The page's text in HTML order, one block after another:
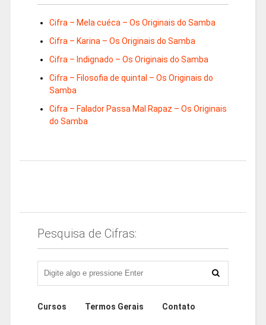
Cifra – Mela cuéca – Os Originais do Samba
Cifra – Karina – Os Originais do Samba
Cifra – Indignado – Os Originais do Samba
Cifra – Filosofia de quintal – Os Originais do
Samba
Cifra – Falador Passa Mal Rapaz – Os Originais
do Samba
Pesquisa de Cifras:
Cursos Termos Gerais Contato